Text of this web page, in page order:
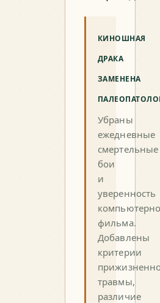
КИНОШНАЯ
ДРАКА
ЗАМЕНЕНА
Убраны
ежедневные
смертельные
бои
и
уверенность
фильма.
Добавлены
критерии
травмы,
различие